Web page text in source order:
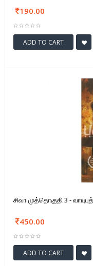
190.00
ADD TO CART
சிவா முத்தொகுதி 3 -
450.00
ADD TO CART